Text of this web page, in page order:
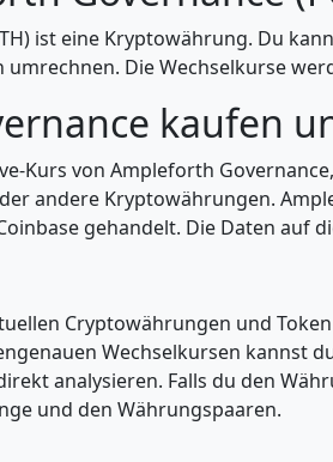
ist eine Kryptowährung. Du
Die Wechselkurse
kaufen
Kurs von Ampleforth
andere Kryptowährungen.
gehandelt. Die Daten auf
Cryptowährungen und
Wechselkursen kannst
analysieren. Falls du den
und den Währungspaaren.